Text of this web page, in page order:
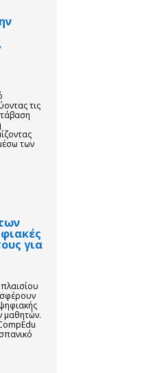
τις
των
για
μαθητών.